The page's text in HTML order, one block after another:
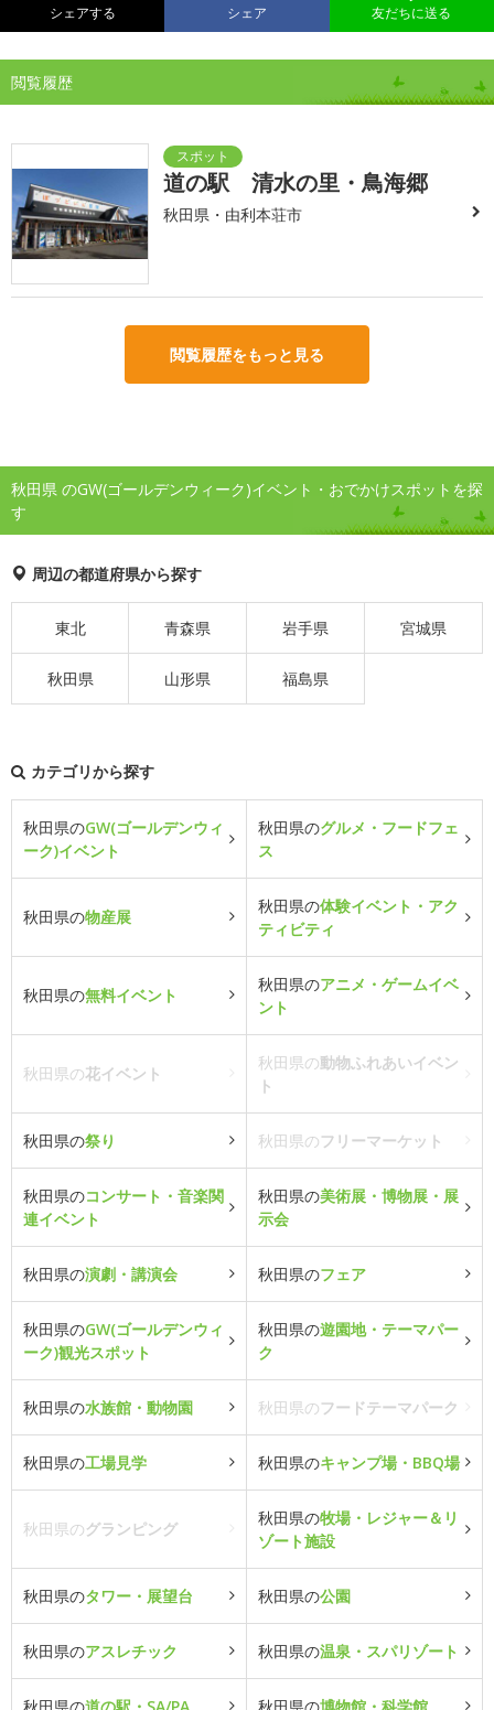
シェアする シェア 友だちに送る
閲覧履歴
道の駅 清水の里・鳥海郷
秋田県・由利本荘市
閲覧履歴をもっと見る
秋田県 のGW(ゴールデンウィーク)イベント・おでかけスポットを探
す
周辺の都道府県から探す
東北 青森県 岩手県 宮城県
秋田県 山形県 福島県
カテゴリから探す
秋田県のGW(ゴールデンウィ
ーク)イベント
秋田県のグルメ・フードフェ
ス
秋田県の物産展
秋田県の体験イベント・アク
ティビティ
秋田県の無料イベント
秋田県のアニメ・ゲームイベ
ント
秋田県の花イベント
秋田県の動物ふれあいイベン
ト
秋田県の祭り 秋田県のフリーマーケット
秋田県のコンサート・音楽関
連イベント
秋田県の美術展・博物展・展
示会
秋田県の演劇・講演会 秋田県のフェア
秋田県のGW(ゴールデンウィ
ーク)観光スポット
秋田県の遊園地・テーマパー
ク
秋田県の水族館・動物園 秋田県のフードテーマパーク
秋田県の工場見学 秋田県のキャンプ場・BBQ場
秋田県のグランピング
秋田県の牧場・レジャー＆リ
ゾート施設
秋田県のタワー・展望台 秋田県の公園
秋田県のアスレチック 秋田県の温泉・スパリゾート